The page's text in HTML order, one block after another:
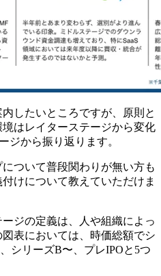
したいところですが、原則と
はレイターステージから変化
ジから振り返ります。
ついて普段関わりが無い方も
けについて教えていただけま
ジの定義は、人や組織によっ
表においては、時価総額でシ
シリーズB〜、プレIPOと5つ